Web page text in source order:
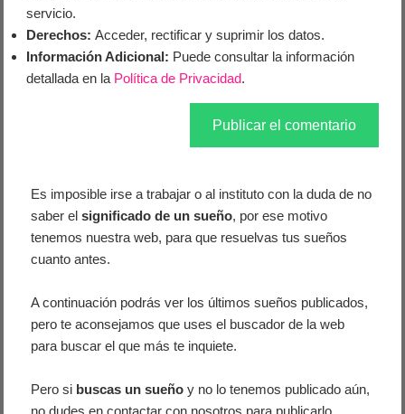
servicio.
Derechos: Acceder, rectificar y suprimir los datos.
Información Adicional: Puede consultar la información
detallada en la Política de Privacidad.
Es imposible irse a trabajar o al instituto con la duda de no
saber elsignificado de un sueño, por ese motivo
tenemos nuestra web, para que resuelvas tus sueños
cuanto antes.
A continuación podrás ver los últimos sueños publicados,
pero te aconsejamos que uses el buscador de la web
para buscar el que más te inquiete.
Pero si buscas un sueño y no lo tenemos publicado aún,
no dudes en contactar con nosotros para publicarlo